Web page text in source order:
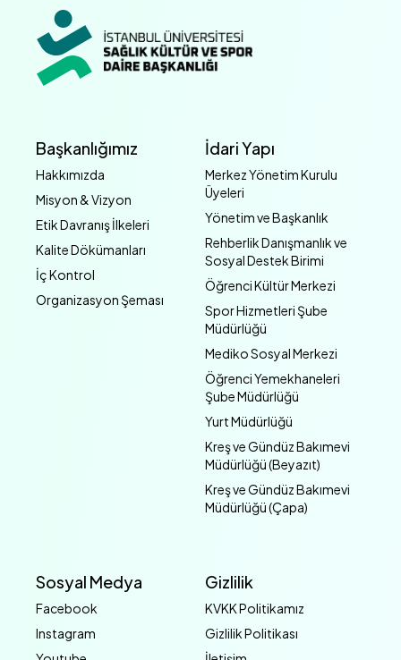
Başkanlığımız
Hakkımızda
Misyon & Vizyon
Etik Davranış İlkeleri
Kalite Dökümanları
İç Kontrol
Organizasyon Şeması
İdari Yapı
Merkez Yönetim Kurulu
Üyeleri
Yönetim ve Başkanlık
Rehberlik Danışmanlık ve
Sosyal Destek Birimi
Öğrenci Kültür Merkezi
Spor Hizmetleri Şube
Müdürlüğü
Mediko Sosyal Merkezi
Öğrenci Yemekhaneleri
Şube Müdürlüğü
Yurt Müdürlüğü
Kreş ve Gündüz Bakımevi
Müdürlüğü (Beyazıt)
Kreş ve Gündüz Bakımevi
Müdürlüğü (Çapa)
Sosyal Medya
Facebook
Instagram
Gizlilik
KVKK Politikamız
Gizlilik Politikası